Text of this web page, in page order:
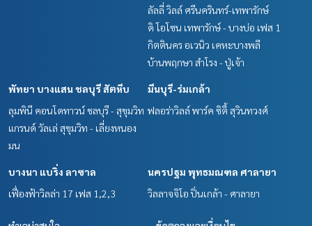
ลัลลี่ วิลล์ ศรีนครินทร์-เทพารักษ์
ดิ โอโซน เทพารักษ์ - บางบ่อ เฟส 1
กิตตินคร อเวนิว เคหะบางพลี
บ้านพฤกษา สำโรง - ปู่เจ้า
พัทยา บางแสน ชลบุรี สัตหีบ
ลุมพินี คอนโดทาวน์ ชลบุรี - สุขุมวิท
แกรนด์ วัลเล่ สุขุมวิท - เลี่ยงหนอง
มน
มีนบุรี-ร่มเกล้า
ฟลอร่าวิลล์ พาร์ค ซิตี้ สุวินทวงศ์
บางนา แบริ่ง ลาซาล
เฟื่องฟ้าวิลล่า 17 เฟส 1,2,3
นครปฐม พุทธมณฑล ศาลายา
วิลลาจจิโอ ปิ่นเกล้า - ศาลายา